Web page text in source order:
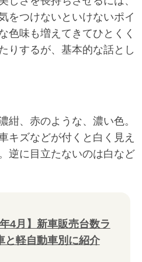
をつけないといけないポイ
色味も増えてきてひとくく
りするが、基本的な話とし
、赤のような、濃い色。
キズなどが付くと白く見え
逆に目立たないのは白など
4月】新車販売台数ラ
と軽自動車別に紹介